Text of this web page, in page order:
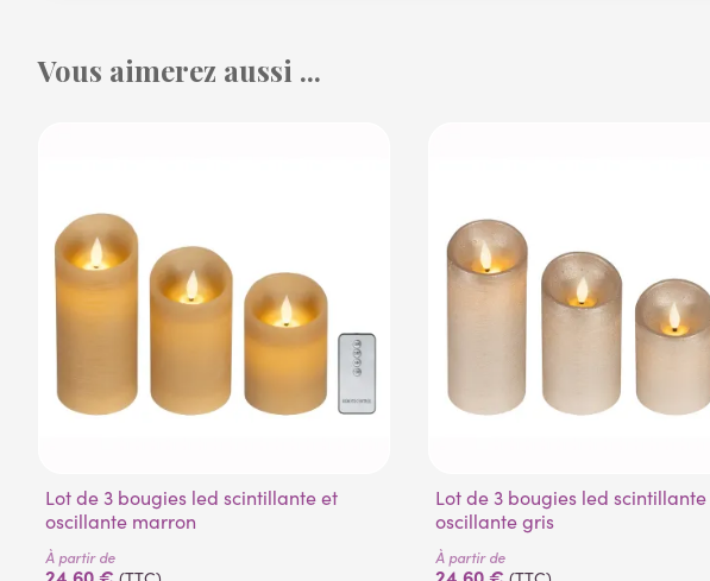
Vous aimerez aussi ...
Lot de 3 bougies led scintillante et
oscillante marron
À partir de
Lot de 3 bougies led scintillante et
oscillante gris
À partir de